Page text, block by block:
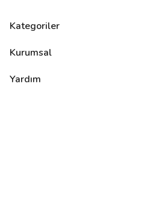
Kategoriler
Kurumsal
Yardım